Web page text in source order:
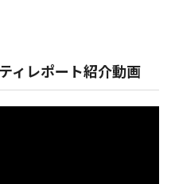
ィレポート紹介動画